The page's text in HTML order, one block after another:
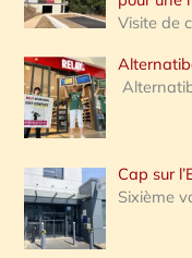
Visite de
Cap sur
Sixième